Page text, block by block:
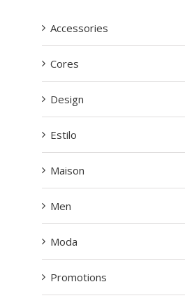
Accessories
Cores
Design
Estilo
Maison
Men
Moda
Promotions